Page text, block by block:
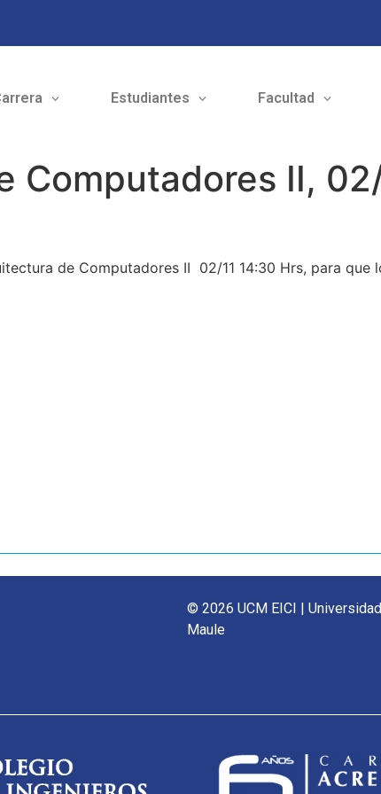
Estudiantes Facultad
Computadores II,
de Computadores II 02/11 14:30 Hrs, para que
© 2026 UCM EICI |
Maule